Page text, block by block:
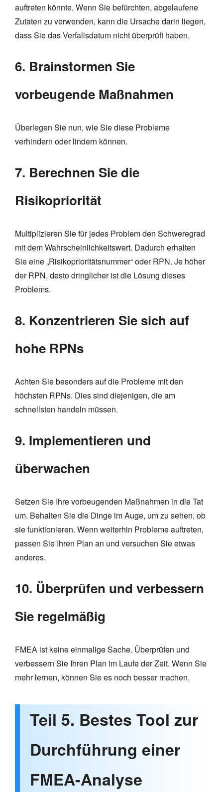
auftreten könnte. Wenn Sie befürchten, abgelaufene
Zutaten zu verwenden, kann die Ursache darin liegen,
dass Sie das Verfallsdatum nicht überprüft haben.
6. Brainstormen Sie
vorbeugende Maßnahmen
Überlegen Sie nun, wie Sie diese Probleme
verhindern oder lindern können.
7. Berechnen Sie die
Risikopriorität
Multiplizieren Sie für jedes Problem den Schweregrad
mit dem Wahrscheinlichkeitswert. Dadurch erhalten
Sie eine „Risikoprioritätsnummer“ oder RPN. Je höher
der RPN, desto dringlicher ist die Lösung dieses
Problems.
8. Konzentrieren Sie sich auf
hohe RPNs
Achten Sie besonders auf die Probleme mit den
höchsten RPNs. Dies sind diejenigen, die am
schnellsten handeln müssen.
9. Implementieren und
überwachen
Setzen Sie Ihre vorbeugenden Maßnahmen in die Tat
um. Behalten Sie die Dinge im Auge, um zu sehen, ob
sie funktionieren. Wenn weiterhin Probleme auftreten,
passen Sie Ihren Plan an und versuchen Sie etwas
anderes.
10. Überprüfen und verbessern
Sie regelmäßig
FMEA ist keine einmalige Sache. Überprüfen und
verbessern Sie Ihren Plan im Laufe der Zeit. Wenn Sie
mehr lernen, können Sie es noch besser machen.
Teil 5. Bestes Tool zur
Durchführung einer
FMEA-Analyse